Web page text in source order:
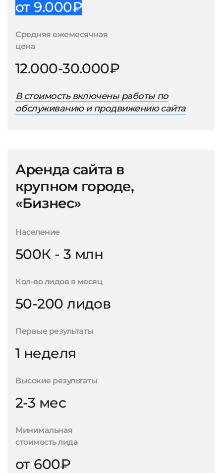
от 9.000₽
Средняя ежемесячная
цена
12.000-30.000₽
В стоимость включены работы по
обслуживанию и продвижению сайта
Аренда сайта в
крупном городе,
«Бизнес»
Население
500К - 3 млн
Кол-во лидов в месяц
50-200 лидов
Первые результаты
1 неделя
Высокие результаты
2-3 мес
Минимальная
стоимость лида
от 600₽